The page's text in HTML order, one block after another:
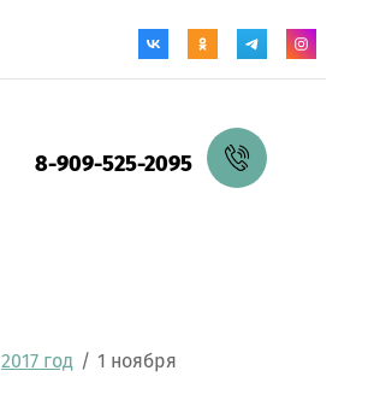
8-909-525-2095
2017 год / 1 ноября